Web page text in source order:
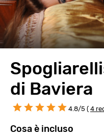
di Baviera
4.8/5 ( 4
Cosa è incluso